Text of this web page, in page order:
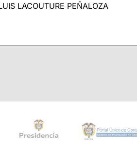
LACOUTURE PEÑALOZA